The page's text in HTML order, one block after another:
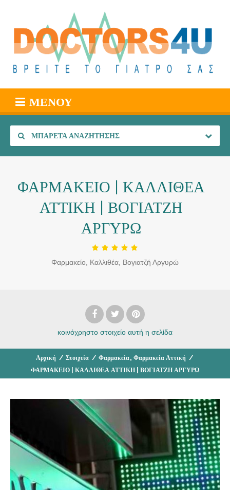
ΜΕΝΟΎ
ΜΠΑΡΈΤΑ ΑΝΑΖΉΤΗΣΗΣ
ΦΑΡΜΑΚΕΙΟ | ΚΑΛΛΙΘΕΑ
ΑΤΤΙΚΗ | ΒΟΓΙΑΤΖΗ
ΑΡΓΥΡΩ
Φαρμακείο, Καλλιθέα, Βογιατζή Αργυρώ
κοινόχρηστο στοιχείο αυτή η σελίδα
Αρχική / Στοιχεία / Φαρμακεία, Φαρμακεία Αττική /
ΦΑΡΜΑΚΕΙΟ | ΚΑΛΛΙΘΕΑ ΑΤΤΙΚΗ | ΒΟΓΙΑΤΖΗ ΑΡΓΥΡΩ